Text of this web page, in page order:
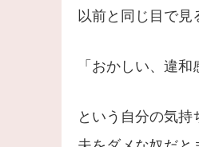
以前と同じ目で見
「おかしい、違和
という自分の気持